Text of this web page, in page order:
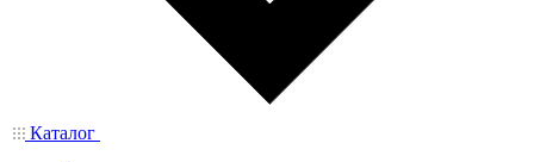
Каталог